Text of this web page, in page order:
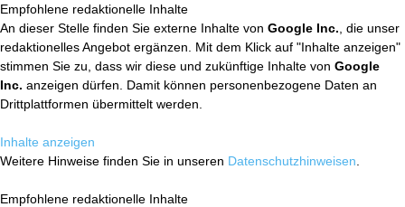
Empfohlene redaktionelle Inhalte
An dieser Stelle finden Sie externe Inhalte von Google Inc. , die unser
redaktionelles Angebot ergänzen. Mit dem Klick auf "Inhalte anzeigen"
stimmen Sie zu, dass wir diese und zukünftige Inhalte von Google
Inc. anzeigen dürfen. Damit können personenbezogene Daten an
Drittplattformen übermittelt werden.
Inhalte anzeigen
Weitere Hinweise finden Sie in unseren Datenschutzhinweisen
Empfohlene redaktionelle Inhalte